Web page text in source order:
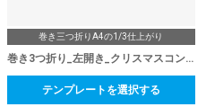
巻き三つ折りA4の1/3仕上がり
巻き3つ折り_左開き_クリスマスコンサート_表
テンプレートを選択する